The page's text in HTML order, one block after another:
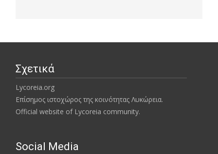
Σχετικά
Lycoreia.org
Επίσημος ιστοχώρος της κοινότητας Λυκώρεια.
Official website of Lycoreia community.
Social Media